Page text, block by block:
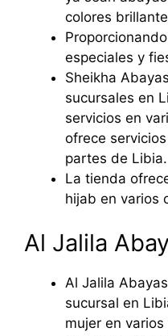
colores
especiales y
Sheikha
sucursales en
servicios en
ofrece
partes de Libia.
La tienda
hijab en varios
Al Jalila
Al Jalila
sucursal en
mujer en